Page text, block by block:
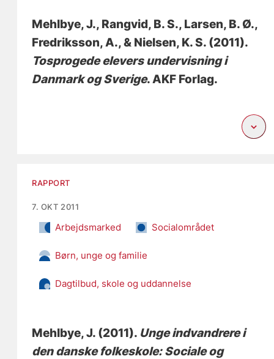
Mehlbye, J., Rangvid, B. S., Larsen, B. Ø.,
Fredriksson, A., & Nielsen, K. S. (2011).
Tosprogede elevers undervisning i
Danmark og Sverige. AKF Forlag.
RAPPORT
7. OKT 2011
Arbejdsmarked Socialområdet
Børn, unge og familie
Dagtilbud, skole og uddannelse
Mehlbye, J. (2011). Unge indvandrere i
den danske folkeskole: Sociale og